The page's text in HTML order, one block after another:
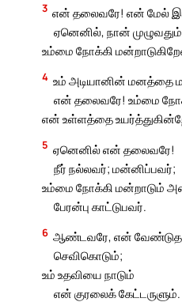
3 என் தலைவரே! என் மேல்
ஏனெனில், நான் முழுவதும்
உம்மை நோக்கி
4 உம் அடியானின் மனத்தை
என் தலைவரே! உம்மை
என் உள்ளத்தை
5 ஏனெனில் என் தலைவரே!
நீர் நல்லவர்; மன்னிப்பவர்;
உம்மை நோக்கி மன்றாடும்
பேரன்பு காட்டுபவர்.
6 ஆண்டவரே, என்
செவிகொடும்;
உம் உதவியை நாடும்
என் குரலைக் கேட்டருளும்.